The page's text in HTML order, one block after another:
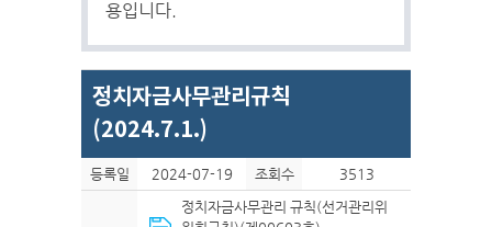
용입니다.
정치자금사무관리규칙
(2024.7.1.)
등록일 2024-07-19 조회수 3513
정치자금사무관리 규칙(선거관리위